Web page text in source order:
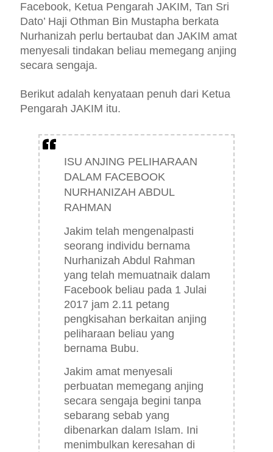
Facebook, Ketua Pengarah JAKIM,Tan Sri
Dato’ Haji Othman Bin Mustapha berkata
Nurhanizah perlu bertaubat dan JAKIM amat
menyesalitindakan beliau memegang anjing
secara sengaja.
Berikut adalah kenyataan penuh dari Ketua
Pengarah JAKIM itu.
ISU ANJING PELIHARAAN
DALAM FACEBOOK
NURHANIZAH ABDUL
RAHMAN
Jakim telah mengenalpasti
seorang individu bernama
Nurhanizah Abdul Rahman
yang telah memuatnaik dalam
Facebook beliau pada 1 Julai
2017 jam 2.11 petang
pengkisahan berkaitan anjing
peliharaan beliau yang
bernama Bubu.
Jakim amat menyesali
perbuatan memegang anjing
secara sengaja begini tanpa
sebarang sebab yang
dibenarkan dalam Islam. Ini
menimbulkan keresahan di